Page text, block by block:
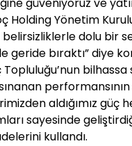
güveniyoruz ve
Holding Yönetim
belirsizliklerle dolu bir
bıraktı” diye
Topluluğu’nun
aldığımız güç
sayesinde
kullandı.